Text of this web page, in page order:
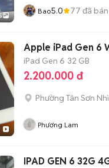
Bao5.0 77 đã bán
Apple iPad Gen 6
iPad Gen 6 32 GB
2.200.000 đ
Phường Tân Sơn Nhì
Phương Lam
IPAD GEN 6 32G